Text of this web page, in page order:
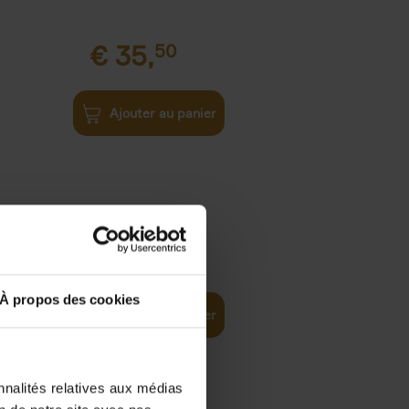
À propos des cookies
relatives aux médias
€ 35,50
Ajouter au panier
37,50
Ajouter au panier